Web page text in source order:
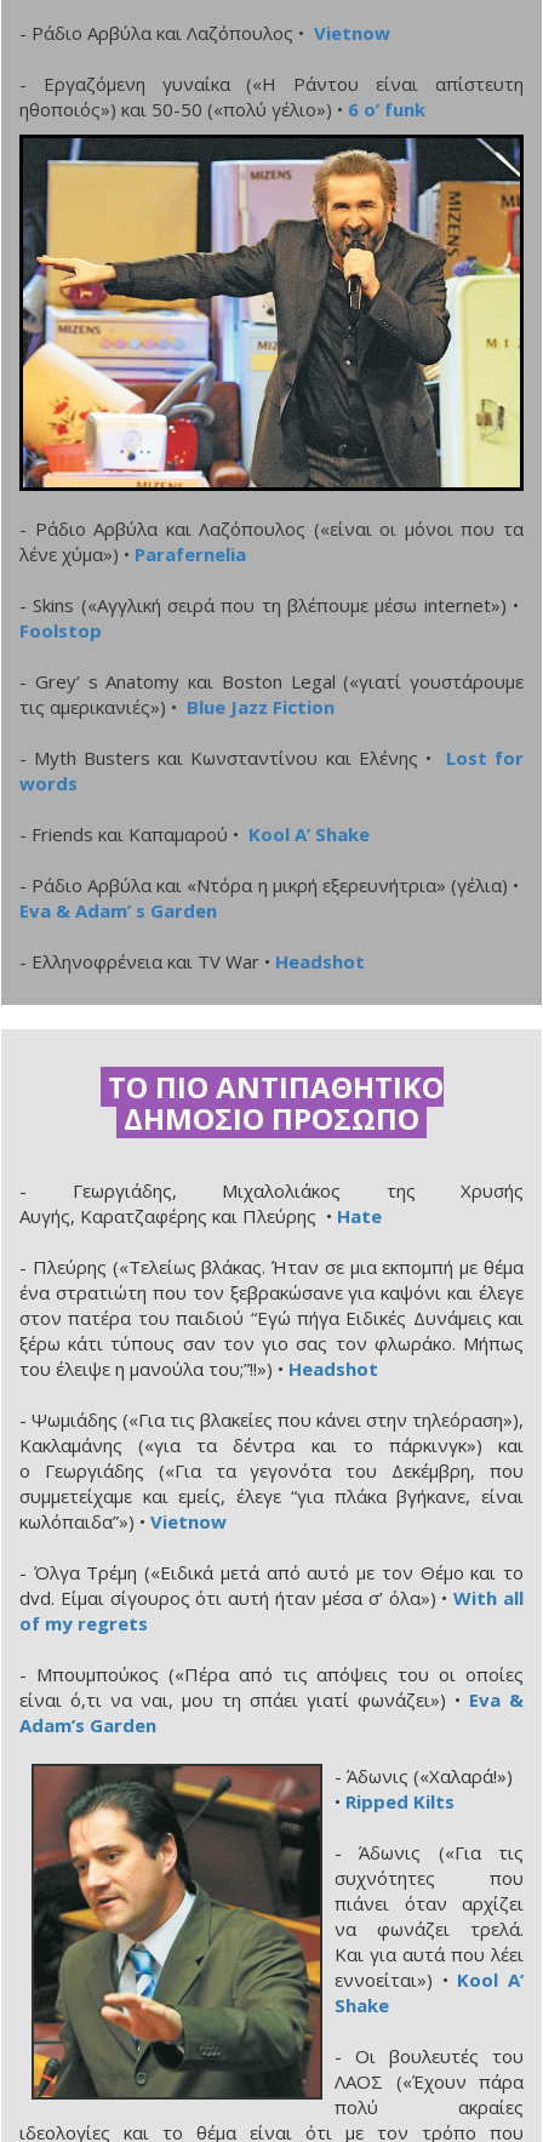
- Ράδιο Αρβύλα και Λαζόπουλος • Vietnow
- Εργαζόμενη γυναίκα («Η Ράντου είναι απίστευτη
ηθοποιός») και 50-50 («πολύ γέλιο») • 6 ο’ funk
- Ράδιο Αρβύλα και Λαζόπουλος («είναι οι μόνοι που τα
λένε χύμα») • Parafernelia
- Skins («Αγγλική σειρά που τη βλέπουμε μέσω internet») •
Foolstop
- Grey’ s Anatomy και Boston Legal («γιατί γουστάρουμε
τις αμερικανιές») • Blue Jazz Fiction
- Myth Βusters και Κωνσταντίνου και Ελένης • Lost for
words
- Friends και Καπαμαρού • Kool A’ Shake
- Ράδιο Αρβύλα και «Ντόρα η μικρή εξερευνήτρια» (γέλια) •
Eva & Adam’ s Garden
- Ελληνοφρένεια και TV War • Headshot
ΤΟ ΠΙΟ ΑΝΤΙΠΑΘΗΤΙΚΟ
ΔΗΜΟΣΙΟ ΠΡΟΣΩΠΟ
- Γεωργιάδης, Μιχαλολιάκος της Χρυσής
Αυγής, Καρατζαφέρης και Πλεύρης • Hate
- Πλεύρης («Τελείως βλάκας. Ήταν σε μια εκπομπή με θέμα
ένα στρατιώτη που τον ξεβρακώσανε για καψόνι και έλεγε
στον πατέρα του παιδιού “Εγώ πήγα Ειδικές Δυνάμεις και
ξέρω κάτι τύπους σαν τον γιο σας τον φλωράκο. Μήπως
του έλειψε η μανούλα του;”!!») • Headshot
- Ψωμιάδης («Για τις βλακείες που κάνει στην τηλεόραση»),
Κακλαμάνης («για τα δέντρα και το πάρκινγκ») και
ο Γεωργιάδης («Για τα γεγονότα του Δεκέμβρη, που
συμμετείχαμε και εμείς, έλεγε “για πλάκα βγήκανε, είναι
κωλόπαιδα”») • Vietnow
- Όλγα Τρέμη («Ειδικά μετά από αυτό με τον Θέμο και το
dvd. Είμαι σίγουρος ότι αυτή ήταν μέσα σ’ όλα») •With all
of my regrets
- Μπουμπούκος («Πέρα από τις απόψεις του οι οποίες
είναι ό,τι να ναι, μου τη σπάει γιατί φωνάζει») • Eva &
Adam’s Garden
- Άδωνις («Xαλαρά!»)
• Ripped Kilts
- Άδωνις («Για τις
συχνότητες που
πιάνει όταν αρχίζει
να φωνάζει τρελά.
Και για αυτά που λέει
εννοείται») • Kool A’
Shake
- Οι βουλευτές του
ΛΑΟΣ («Έχουν πάρα
πολύ ακραίες
ιδεολογίες και το θέμα είναι ότι με τον τρόπο που